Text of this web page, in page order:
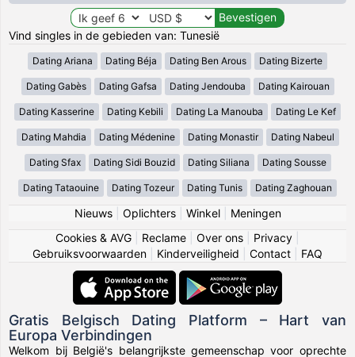
Vind singles in de gebieden van: Tunesië
Dating Ariana Dating Béja Dating Ben Arous Dating Bizerte
Dating Gabès Dating Gafsa Dating Jendouba Dating Kairouan
Dating Kasserine Dating Kebili Dating La Manouba Dating Le Kef
Dating Mahdia Dating Médenine Dating Monastir Dating Nabeul
Dating Sfax Dating Sidi Bouzid Dating Siliana Dating Sousse
Dating Tataouine Dating Tozeur Dating Tunis Dating Zaghouan
Nieuws| Oplichters| Winkel| Meningen
Cookies & AVG
Reclame Over ons Privacy
Gebruiksvoorwaarden
Kinderveiligheid Contact FAQ
Gratis Belgisch Dating Platform – Hart van
Europa Verbindingen
Welkom bij België's belangrijkste gemeenschap voor oprechte